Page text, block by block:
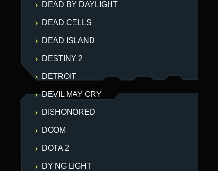
DEAD BY DAYLIGHT
DEAD CELLS
DEAD ISLAND
DESTINY 2
DETROIT
DEVIL MAY CRY
DISHONORED
DOOM
DOTA 2
DYING LIGHT